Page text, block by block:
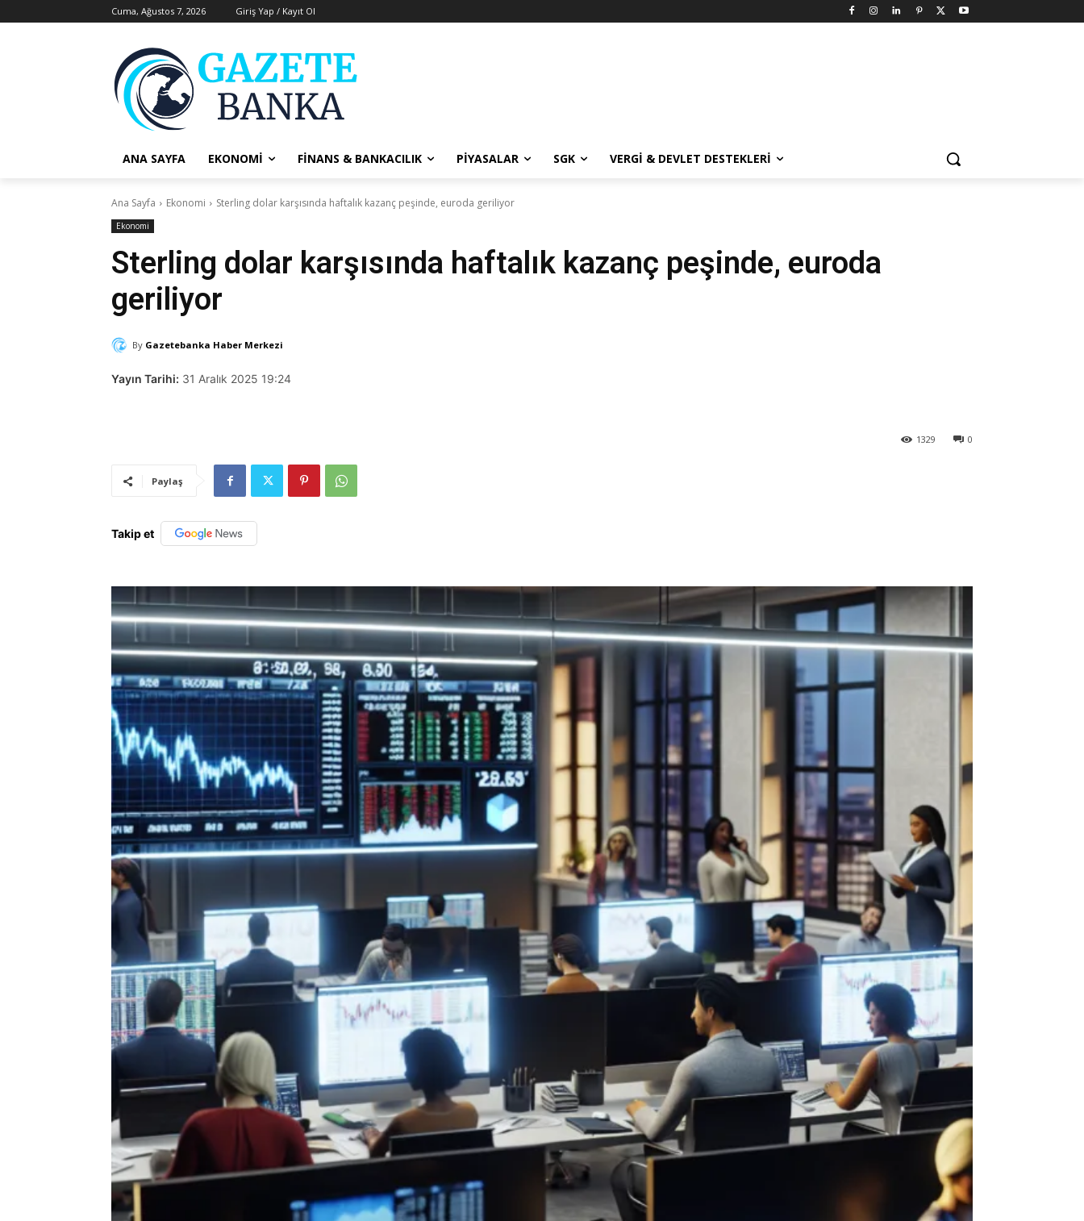
Cuma, Ağustos 7, 2026 Giriş Yap / Kayıt Ol
ANA SAYFA EKONOMI FINANS & BANKACILIK PIYASALAR SGK VERGI & DEVLET DESTEKLERI
Ana Sayfa Ekonomi Sterling dolar karşısında haftalık kazanç peşinde, euroda geriliyor
Ekonomi
Sterling dolar karşısında haftalık kazanç peşinde, euroda
geriliyor
By Gazetebanka Haber Merkezi
Yayın Tarihi: 31 Aralık 2025 19:24
0
1329
Paylaş
Takip et